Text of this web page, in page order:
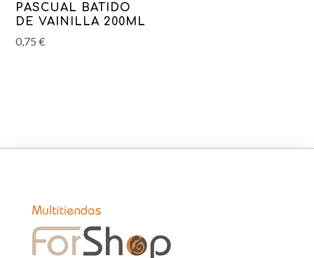
PASCUAL BATIDO
DE VAINILLA 200ML
0,75€